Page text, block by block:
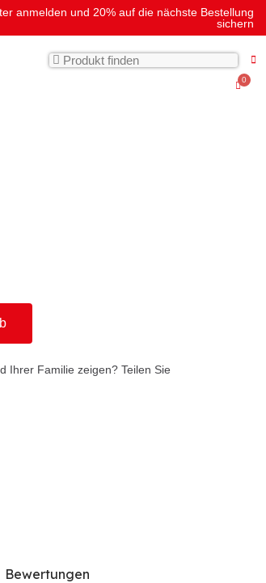
anmelden und 20% auf die nächste Bestellung
sichern
Ihrer Familie zeigen? Teilen Sie
Bewertungen